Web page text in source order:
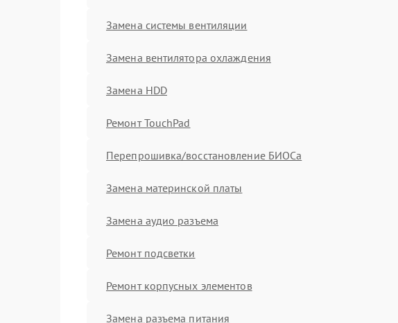
Замена системы вентиляции
Замена вентилятора охлаждения
Замена HDD
Ремонт TouchPad
Перепрошивка/восстановление БИОСа
Замена материнской платы
Замена аудио разъема
Ремонт подсветки
Ремонт корпусных элементов
Замена разъема питания